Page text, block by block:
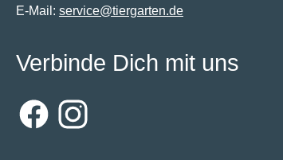
E-Mail: service@tiergarten.de
Verbinde Dich mit uns
FacebookInstagram